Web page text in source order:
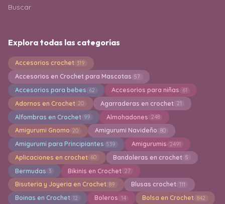
Buscar
Explora todas las categorías
Accesorios crochet 319
Accesorios en Crochet para Mascotas 57
Accesorios para bebes 62 Accesorios para niñas 61
Adornos en Crochet 20 Agarraderas en crochet 21
Alfombras en Crochet 99 Almohadones 248
Amigurumi Gnomo 20 Amigurumi Navideño 80
Amigurumi para Principiantes 539 Amigurumis 2491
Aplicaciones en crochet 60 Bandoleras en crochet 5
Bermudas 3 Bikinis en Crochet 27
Bisuteria y Joyeria en Crochet 89 Blusas crochet 111
Boinas en Crochet 12 Boleros 14 Bolsa en Crochet 842